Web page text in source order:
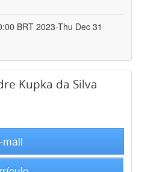
BRT 2023-Thu Dec 31
Kupka da Silva
mail